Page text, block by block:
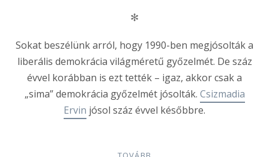
✻
Sokat beszélünk arról, hogy 1990-ben megjósolták a
liberális demokrácia világméretű győzelmét. De száz
évvel korábban is ezt tették – igaz, akkor csak a
„sima” demokrácia győzelmét jósolták. Csizmadia
Ervin jósol száz évvel későbbre.